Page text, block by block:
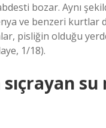
bozar. Aynı
ve benzeri kurtlar
pisliğin olduğu
1/18).
su